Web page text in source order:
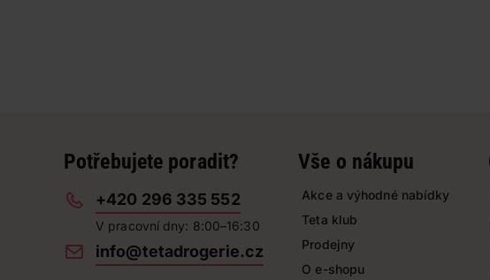
Potřebujete poradit?
+420 296 335 552
V pracovní dny: 8:00–16:30
info@tetadrogerie.cz
Vše o nákupu
Akce a výhodné nabídky
Teta klub
Prodejny
O e-shopu